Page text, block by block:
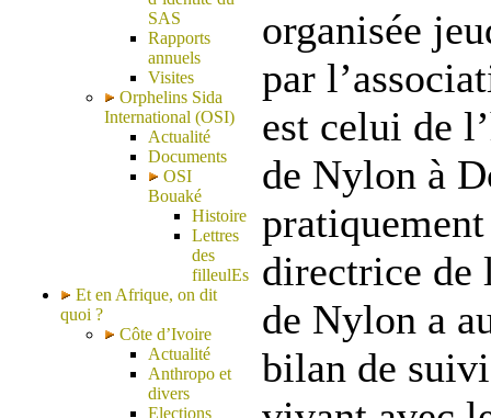
SAS
Rapports
annuels
Visites
Orphelins Sida
International (OSI)
Actualité
Documents
OSI
Bouaké
Histoire
Lettres
des
filleulEs
Et en Afrique, on dit
quoi ?
Côte d’Ivoire
Actualité
Anthropo et
divers
Elections
organisée
par
est celui de
de Nylon à
directrice de
de Nylon a
bilan de